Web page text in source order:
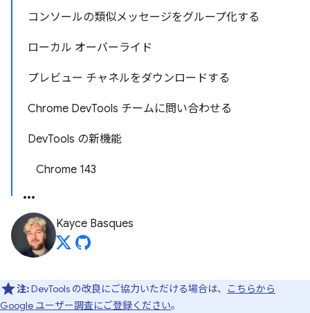
コンソールの類似メッセージをグループ化する
ローカル オーバーライド
プレビュー チャネルをダウンロードする
Chrome DevTools チームに問い合わせる
DevTools の新機能
Chrome 143
Kayce Basques
注:DevTools の改良にご協力いただける場合は、
こちらから
Google ユーザー調査にご登録ください。